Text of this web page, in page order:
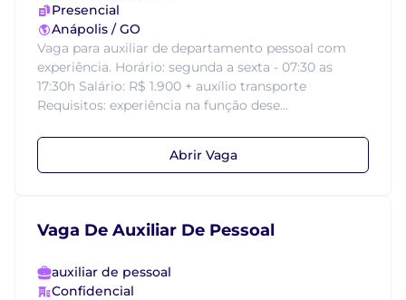
Presencial
Anápolis / GO
Vaga para auxiliar de departamento pessoal com
experiência. Horário: segunda a sexta - 07:30 as
17:30h Salário: R$ 1.900 + auxílio transporte
Requisitos: experiência na função dese...
Abrir Vaga
Vaga De Auxiliar De Pessoal
auxiliar de pessoal
Confidencial